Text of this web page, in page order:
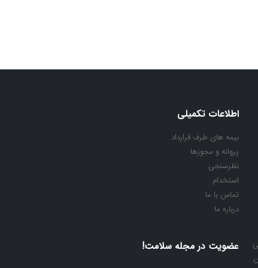
اطلاعات تکمیلی
بیمه های طرف قرارداد
پروانه و مجوزها
نظرسنجی
استخدام
تماس با ما
درباره ما
عضویت در مجله سلامت!